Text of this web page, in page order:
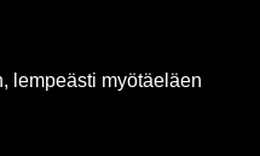
lempeästi myötäeläen